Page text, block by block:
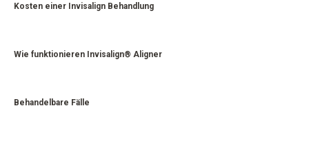
Kosten einer Invisalign Behandlung
Wie funktionieren Invisalign® Aligner
Behandelbare Fälle